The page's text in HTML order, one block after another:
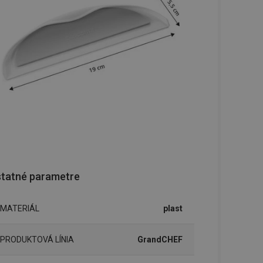
parametre
MATERIÁL plast
PRODUKTOVÁ LÍNIA GrandCHEF